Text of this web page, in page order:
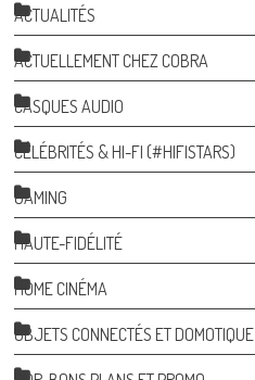
ACTUALITÉS
ACTUELLEMENT CHEZ COBRA
CASQUES AUDIO
CÉLÉBRITÉS & HI-FI (#HIFISTARS)
GAMING
HAUTE-FIDÉLITÉ
HOME CINÉMA
OBJETS CONNECTÉS ET DOMOTIQUE